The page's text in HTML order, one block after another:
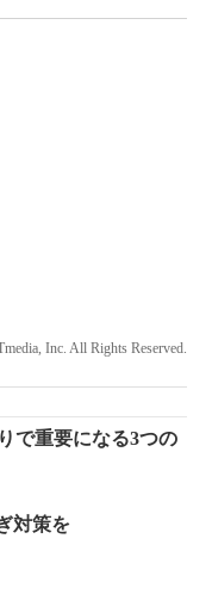
Inc. All Rights Reserved.
で重要になる3つの
対策を